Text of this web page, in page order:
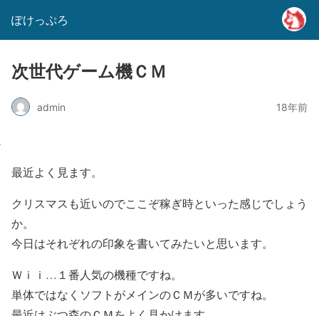
ぽけっぷろ
次世代ゲーム機ＣＭ
admin 18年前
最近よく見ます。
クリスマスも近いのでここぞ稼ぎ時といった感じでしょう
か。
今日はそれぞれの印象を書いてみたいと思います。
Ｗｉｉ…１番人気の機種ですね。
単体ではなくソフトがメインのＣＭが多いですね。